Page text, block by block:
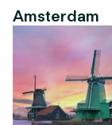
Amsterdam